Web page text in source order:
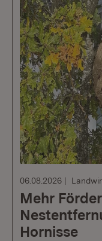
06.08.2026
Mehr
Hornisse